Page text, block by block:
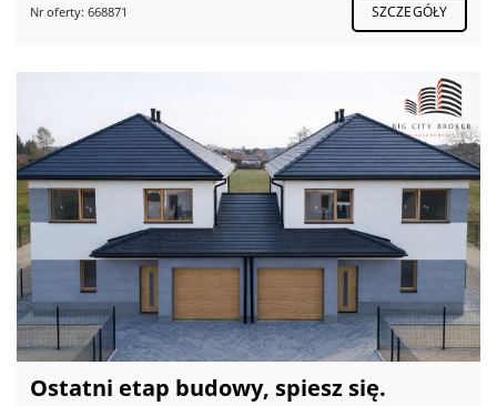
Nr oferty: 668871 SZCZEGÓŁY
Ostatni etap budowy, spiesz się.